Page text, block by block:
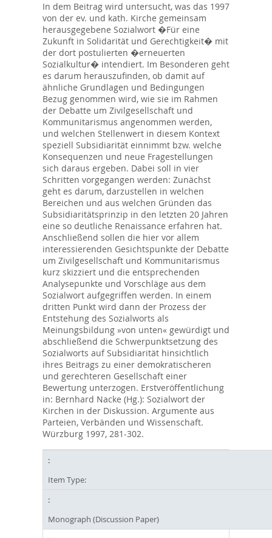
In dem Beitrag wird untersucht, was das 1997
von der ev. und kath. Kirche gemeinsam
herausgegebene Sozialwort �Für eine
Zukunft in Solidarität und Gerechtigkeit� mit
der dort postulierten �erneuerten
Sozialkultur� intendiert. Im Besonderen geht
es darum herauszufinden, ob damit auf
ähnliche Grundlagen und Bedingungen
Bezug genommen wird, wie sie im Rahmen
der Debatte um Zivilgesellschaft und
Kommunitarismus angenommen werden,
und welchen Stellenwert in diesem Kontext
speziell Subsidiarität einnimmt bzw. welche
Konsequenzen und neue Fragestellungen
sich daraus ergeben. Dabei soll in vier
Schritten vorgegangen werden: Zunächst
geht es darum, darzustellen in welchen
Bereichen und aus welchen Gründen das
Subsidiaritätsprinzip in den letzten 20 Jahren
eine so deutliche Renaissance erfahren hat.
Anschließend sollen die hier vor allem
interessierenden Gesichtspunkte der Debatte
um Zivilgesellschaft und Kommunitarismus
kurz skizziert und die entsprechenden
Analysepunkte und Vorschläge aus dem
Sozialwort aufgegriffen werden. In einem
dritten Punkt wird dann der Prozess der
Entstehung des Sozialworts als
Meinungsbildung »von unten« gewürdigt und
abschließend die Schwerpunktsetzung des
Sozialworts auf Subsidiarität hinsichtlich
ihres Beitrags zu einer demokratischeren
und gerechteren Gesellschaft einer
Bewertung unterzogen. Erstveröffentlichung
in: Bernhard Nacke (Hg.): Sozialwort der
Kirchen in der Diskussion. Argumente aus
Parteien, Verbänden und Wissenschaft.
Würzburg 1997, 281-302.
Item Type:
Monograph (Discussion Paper)